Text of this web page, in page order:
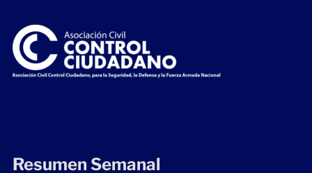
Resumen Semanal